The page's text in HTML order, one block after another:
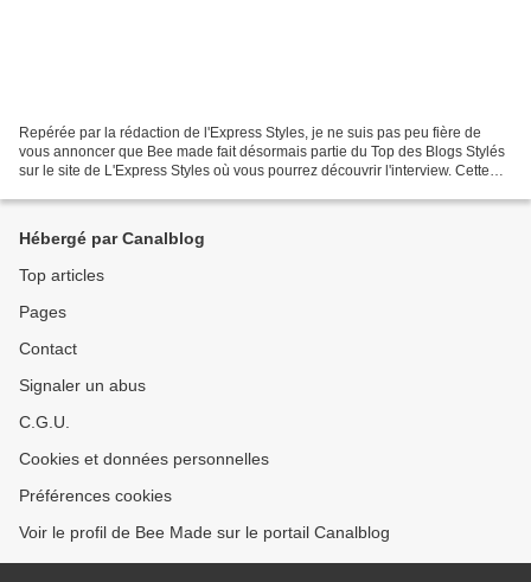
Repérée par la rédaction de l'Express Styles, je ne suis pas peu fière de
vous annoncer que Bee made fait désormais partie du Top des Blogs Stylés
sur le site de L'Express Styles où vous pourrez découvrir l'interview. Cette
Hébergé par Canalblog
Top articles
Pages
Contact
Signaler un abus
C.G.U.
Cookies et données personnelles
Préférences cookies
Voir le profil de Bee Made sur le portail Canalblog